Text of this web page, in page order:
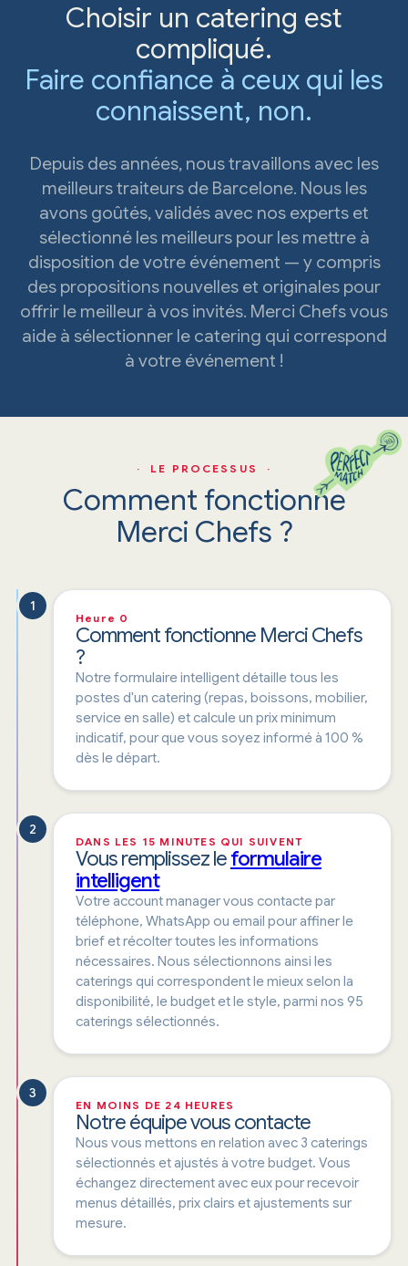
Choisir un catering est
compliqué.
Faire confiance à ceux qui les
connaissent, non.
Depuis des années, nous travaillons avec les
meilleurs traiteurs de Barcelone. Nous les
avons goûtés, validés avec nos experts et
sélectionné les meilleurs pour les mettre à
disposition de votre événement — y compris
des propositions nouvelles et originales pour
offrir le meilleur à vos invités. Merci Chefs vous
aide à sélectionner le catering qui correspond
à votre événement !
· LE PROCESSUS ·
Comment fonctionne
Merci Chefs ?
1
Heure 0
Comment fonctionne Merci Chefs
?
Notre formulaire intelligent détaille tous les
postes d'un catering (repas, boissons, mobilier,
service en salle) et calcule un prix minimum
indicatif, pour que vous soyez informé à 100 %
dès le départ.
2
DANS LES 15 MINUTES QUI SUIVENT
Vous remplissez leformulaire
intelligent
Votre account manager vous contacte par
téléphone, WhatsApp ou email pour affiner le
brief et récolter toutes les informations
nécessaires. Nous sélectionnons ainsi les
caterings qui correspondent le mieux selon la
disponibilité, le budget et le style, parmi nos 95
caterings sélectionnés.
3
EN MOINS DE 24 HEURES
Notre équipe vous contacte
Nous vous mettons en relation avec 3 caterings
sélectionnés et ajustés à votre budget. Vous
échangez directement avec eux pour recevoir
menus détaillés, prix clairs et ajustements sur
mesure.